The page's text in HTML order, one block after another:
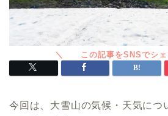
今回は、大雪山の気候・天気につ